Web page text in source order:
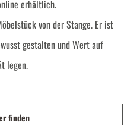
erhältlich.
von der Stange. Er ist
gestalten und Wert auf
legen.
finden